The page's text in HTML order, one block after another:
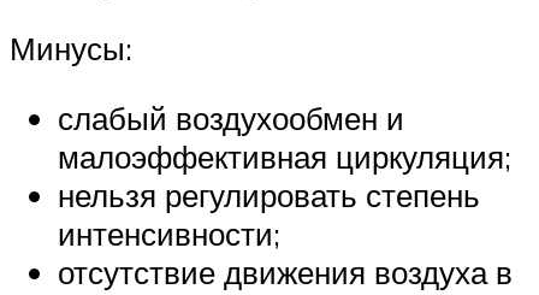
Минусы:
слабый воздухообмен и
малоэффективная циркуляция;
нельзя регулировать степень
интенсивности;
отсутствие движения воздуха в